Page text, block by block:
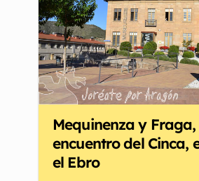
Mequinenza y
encuentro del Cinca,
el Ebro